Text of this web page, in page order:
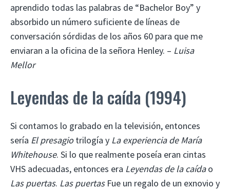
aprendido todas las palabras de “Bachelor Boy” y
absorbido un número suficiente de líneas de
conversación sórdidas de los años 60 para que me
enviaran a la oficina de la señora Henley. – Luisa
Mellor
Leyendas de la caída (1994)
Si contamos lo grabado en la televisión, entonces
sería El presagiotrilogía y La experiencia de María
Whitehouse. Si lo que realmente poseía eran cintas
VHS adecuadas, entonces era Leyendas de la caídao
Las puertas. Las puertasFue un regalo de un exnovio y